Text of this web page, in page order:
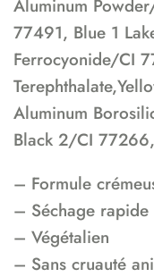
Aluminum
77491, Blue 1
Ferrocyonide/CI
Aluminum
Black 2/CI
– Formule
– Séchage rapide
– Végétalien
– Sans cruauté